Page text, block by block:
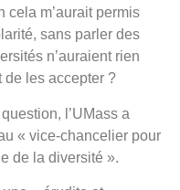
cela m’aurait permis
sans parler des
n’auraient rien
de les accepter ?
l’UMass a
« vice-chancelier pour
de la diversité ».